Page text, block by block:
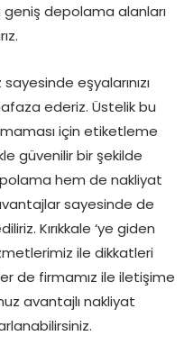
geniş depolama alanları
eşyalarınızı
ederiz. Üstelik bu
için etiketleme
güvenilir bir şekilde
hem de nakliyat
sayesinde de
Kırıkkale ‘ye giden
ile dikkatleri
de firmamız ile iletişime
avantajlı nakliyat